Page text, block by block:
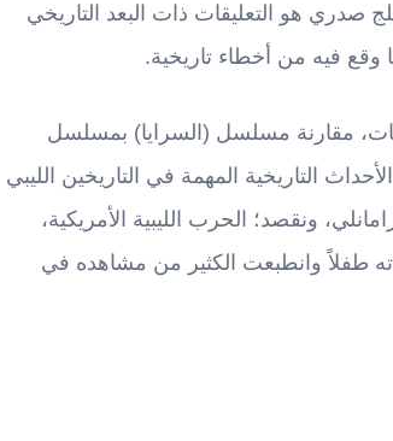
صدري هو التعليقات ذات البعد التاريخي
فيه من أخطاء تاريخية.
مقارنة مسلسل (السرايا) بمسلسل
التاريخية المهمة في التاريخين الليبي
ونقصد؛ الحرب الليبية الأمريكية،
طفلاً وانطبعت الكثير من مشاهده في